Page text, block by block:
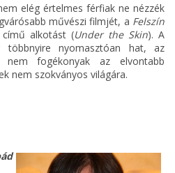
elég értelmes férfiak ne nézzék
művészi filmjét, a Felszín
alkotást (Under the Skin). A
többnyire nyomasztóan hat, az
nem fogékonyak az elvontabb
nem szokványos világára.